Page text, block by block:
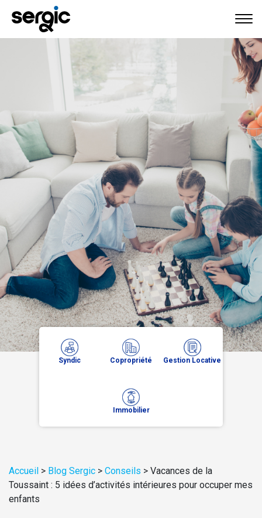
Syndic Copropriété Gestion Locative
Immobilier
Accueil > Blog Sergic > Conseils > Vacances de la
Toussaint : 5 idées d’activités intérieures pour occuper mes
enfants